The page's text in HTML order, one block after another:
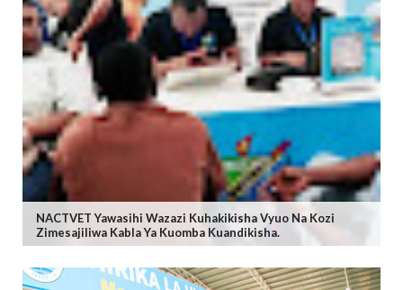
NACTVET Yawasihi Wazazi Kuhakikisha Vyuo Na Kozi
Zimesajiliwa Kabla Ya Kuomba Kuandikisha.